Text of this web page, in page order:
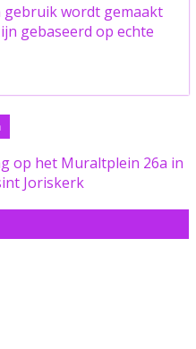
gebruik wordt gemaakt
gebaseerd op echte
op het Muraltplein 26a in
Joriskerk